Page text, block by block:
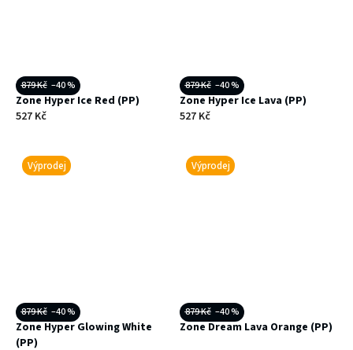
879 Kč –40 %
Zone Hyper Ice Red (PP)
527 Kč
879 Kč –40 %
Zone Hyper Ice Lava (PP)
527 Kč
Výprodej
879 Kč –40 %
Zone Hyper Glowing White
(PP)
Výprodej
879 Kč –40 %
Zone Dream Lava Orange (PP)